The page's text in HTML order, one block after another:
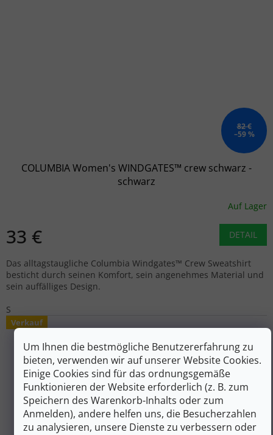
Um Ihnen die bestmögliche Benutzererfahrung zu
bieten, verwenden wir auf unserer Website Cookies.
Einige Cookies sind für das ordnungsgemäße
Funktionieren der Website erforderlich (z. B. zum
Speichern des Warenkorb-Inhalts oder zum
Anmelden), andere helfen uns, die Besucherzahlen
zu analysieren, unsere Dienste zu verbessern oder
82 €
–59 %
COLUMBIA Women's WINDGATES™ crew schwarz -
schwarz
Auf Lager
33 € DETAIL
Das alltagstaugliche Columbia Windgates™ Crew Sweatshirt
besticht durch seinen Komfort, sein angenehmes Material und
sein auffälliges Design.
S
Verkauf